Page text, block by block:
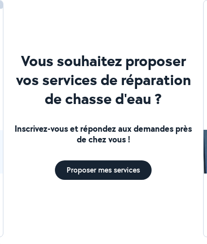
Vous souhaitez proposer
vos services de réparation
de chasse d'eau ?
Inscrivez-vous et répondez aux demandes près
de chez vous !
Proposer mes services